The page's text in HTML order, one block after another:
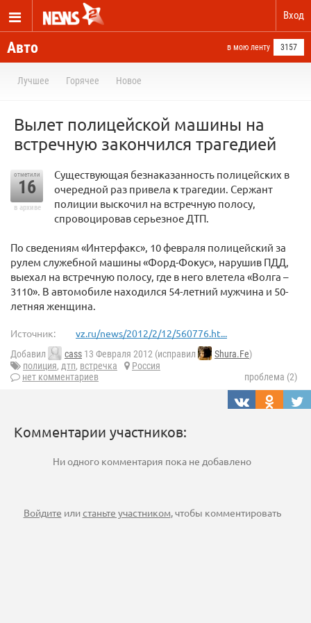
Вход
Авто в мою ленту 3157
Лучшее Горячее Новое
Вылет полицейской машины на
встречную закончился трагедией
отметили
16
в архиве
Существующая безнаказанность полицейских в
очередной раз привела к трагедии. Сержант
полиции выскочил на встречную полосу,
спровоцировав серьезное ДТП.
По сведениям «Интерфакс», 10 февраля полицейский за
рулем служебной машины «Форд-Фокус», нарушив ПДД,
выехал на встречную полосу, где в него влетела «Волга –
3110». В автомобиле находился 54-летний мужчина и 50-
летняя женщина.
Источник: vz.ru/news/2012/2/12/560776.ht...
Добавил cass 13 Февраля 2012 (исправил Shura.Fe)
полиция, дтп, встречка
Россия
нет комментариев
проблема (2)
Комментарии участников:
Ни одного комментария пока не добавлено
Войдите илистаньте участником, чтобы комментировать